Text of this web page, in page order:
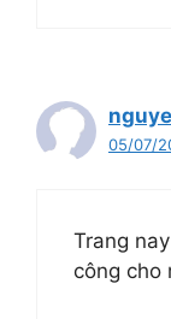
05/07/
Trang
công cho